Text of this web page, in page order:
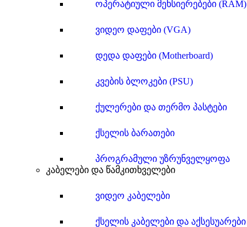
ოპერატიული მეხსიერებები (RAM)
ვიდეო დაფები (VGA)
დედა დაფები (Motherboard)
კვების ბლოკები (PSU)
ქულერები და თერმო პასტები
ქსელის ბარათები
პროგრამული უზრუნველყოფა
კაბელები და წამკითხველები
ვიდეო კაბელები
ქსელის კაბელები და აქსესუარები